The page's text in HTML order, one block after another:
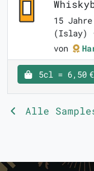
15
(Islay)
von
5cl = 6,50 €
Alle